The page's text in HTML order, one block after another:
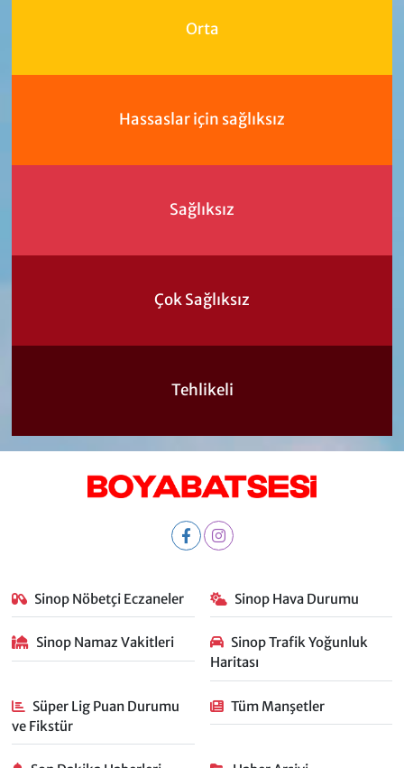
Orta
Hassaslar için sağlıksız
Sağlıksız
Çok Sağlıksız
Tehlikeli
Sinop Nöbetçi Eczaneler Sinop Hava Durumu
Sinop Namaz Vakitleri
Sinop Trafik Yoğunluk
Haritası
Süper Lig Puan Durumu
ve Fikstür
Tüm Manşetler